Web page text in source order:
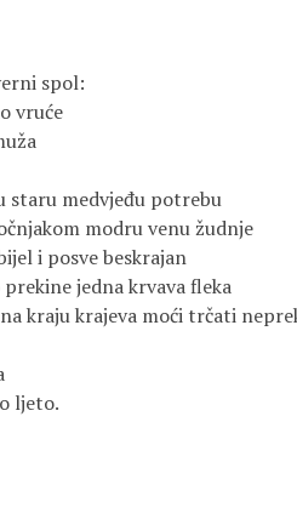
spol:
vruće
staru medvjeđu potrebu
modru venu žudnje
i posve beskrajan
jedna krvava fleka
kraju krajeva moći trčati
ljeto.